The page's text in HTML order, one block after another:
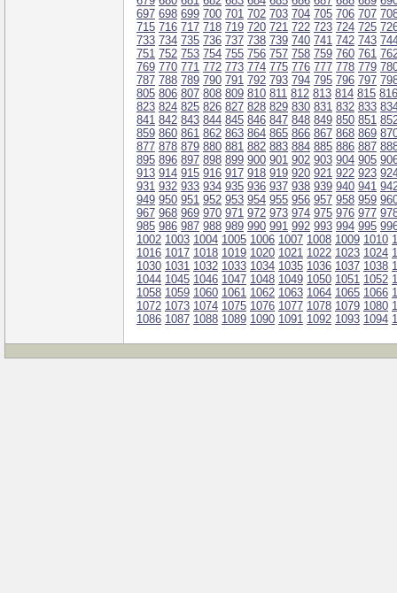
697 698 699 700 701 702 703 704 705 706 707
715 716 717 718 719 720 721 722 723 724 725
733 734 735 736 737 738 739 740 741 742 743
751 752 753 754 755 756 757 758 759 760 761
769 770 771 772 773 774 775 776 777 778 779
787 788 789 790 791 792 793 794 795 796 797
805 806 807 808 809 810 811 812 813 814 815 816
823 824 825 826 827 828 829 830 831 832 833
841 842 843 844 845 846 847 848 849 850 851
859 860 861 862 863 864 865 866 867 868 869
877 878 879 880 881 882 883 884 885 886 887
895 896 897 898 899 900 901 902 903 904 905
913 914 915 916 917 918 919 920 921 922 923
931 932 933 934 935 936 937 938 939 940 941
949 950 951 952 953 954 955 956 957 958 959
967 968 969 970 971 972 973 974 975 976 977
985 986 987 988 989 990 991 992 993 994 995
1002 1003 1004 1005 1006 1007 1008 1009 1010
1016 1017 1018 1019 1020 1021 1022 1023 1024
1030 1031 1032 1033 1034 1035 1036 1037 1038
1044 1045 1046 1047 1048 1049 1050 1051 1052
1058 1059 1060 1061 1062 1063 1064 1065 1066
1072 1073 1074 1075 1076 1077 1078 1079 1080
1086 1087 1088 1089 1090 1091 1092 1093 1094